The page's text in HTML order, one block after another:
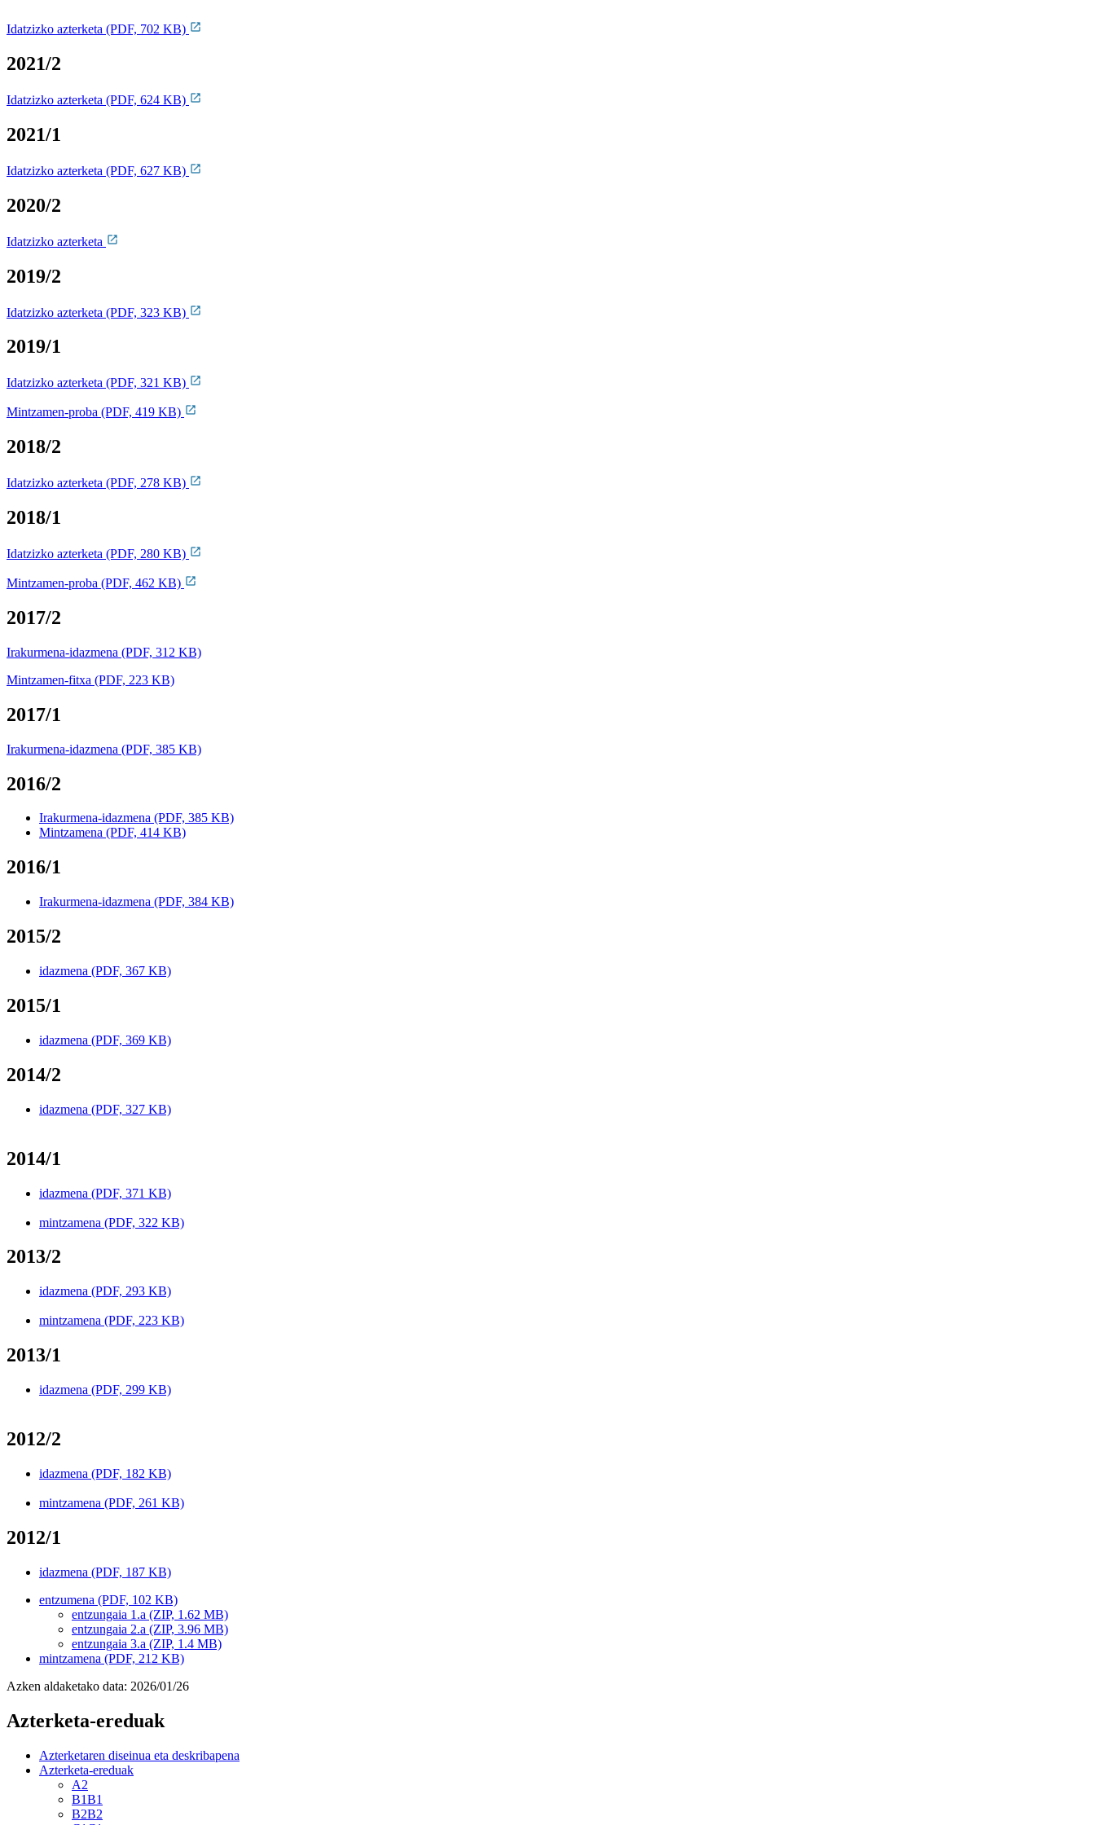
Idatzizko azterketa (PDF, 702 KB)
2021/2
Idatzizko azterketa (PDF, 624 KB)
2021/1
Idatzizko azterketa (PDF, 627 KB)
2020/2
Idatzizko azterketa
2019/2
Idatzizko azterketa (PDF, 323 KB)
2019/1
Idatzizko azterketa (PDF, 321 KB)
Mintzamen-proba (PDF, 419 KB)
2018/2
Idatzizko azterketa (PDF, 278 KB)
2018/1
Idatzizko azterketa (PDF, 280 KB)
Mintzamen-proba (PDF, 462 KB)
2017/2
Irakurmena-idazmena (PDF, 312 KB)
Mintzamen-fitxa (PDF, 223 KB)
2017/1
Irakurmena-idazmena (PDF, 385 KB)
2016/2
Irakurmena-idazmena (PDF, 385 KB)
Mintzamena (PDF, 414 KB)
2016/1
Irakurmena-idazmena (PDF, 384 KB)
2015/2
idazmena (PDF, 367 KB)
2015/1
idazmena (PDF, 369 KB)
2014/2
idazmena (PDF, 327 KB)
2014/1
idazmena (PDF, 371 KB)
mintzamena (PDF, 322 KB)
2013/2
idazmena (PDF, 293 KB)
mintzamena (PDF, 223 KB)
2013/1
idazmena (PDF, 299 KB)
2012/2
idazmena (PDF, 182 KB)
mintzamena (PDF, 261 KB)
2012/1
idazmena (PDF, 187 KB)
entzumena (PDF, 102 KB)
entzungaia 1.a (ZIP, 1.62 MB)
entzungaia 2.a (ZIP, 3.96 MB)
entzungaia 3.a (ZIP, 1.4 MB)
mintzamena (PDF, 212 KB)
Azken aldaketako data: 2026/01/26
Azterketa-ereduak
Azterketaren diseinua eta deskribapena
Azterketa-ereduak
A2
B1B1
B2B2